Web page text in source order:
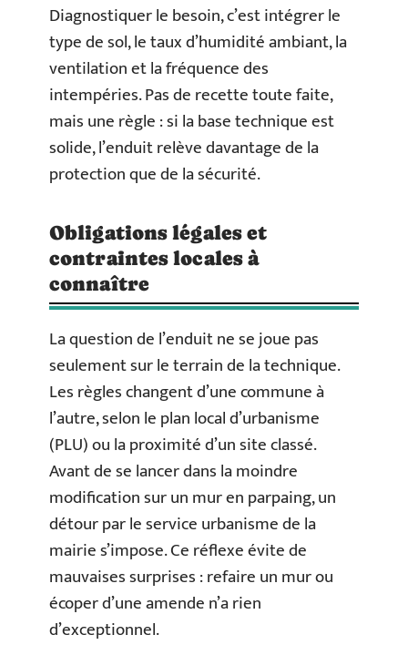
Diagnostiquer le besoin, c’est intégrer le
type de sol, le taux d’humidité ambiant, la
ventilation et la fréquence des
intempéries. Pas de recette toute faite,
mais une règle : si la base technique est
solide, l’enduit relève davantage de la
protection que de la sécurité.
Obligations légales et
contraintes locales à
connaître
La question de l’enduit ne se joue pas
seulement sur le terrain de la technique.
Les règles changent d’une commune à
l’autre, selon le plan local d’urbanisme
(PLU) ou la proximité d’un site classé.
Avant de se lancer dans la moindre
modification sur un mur en parpaing, un
détour par le service urbanisme de la
mairie s’impose. Ce réflexe évite de
mauvaises surprises : refaire un mur ou
écoper d’une amende n’a rien
d’exceptionnel.